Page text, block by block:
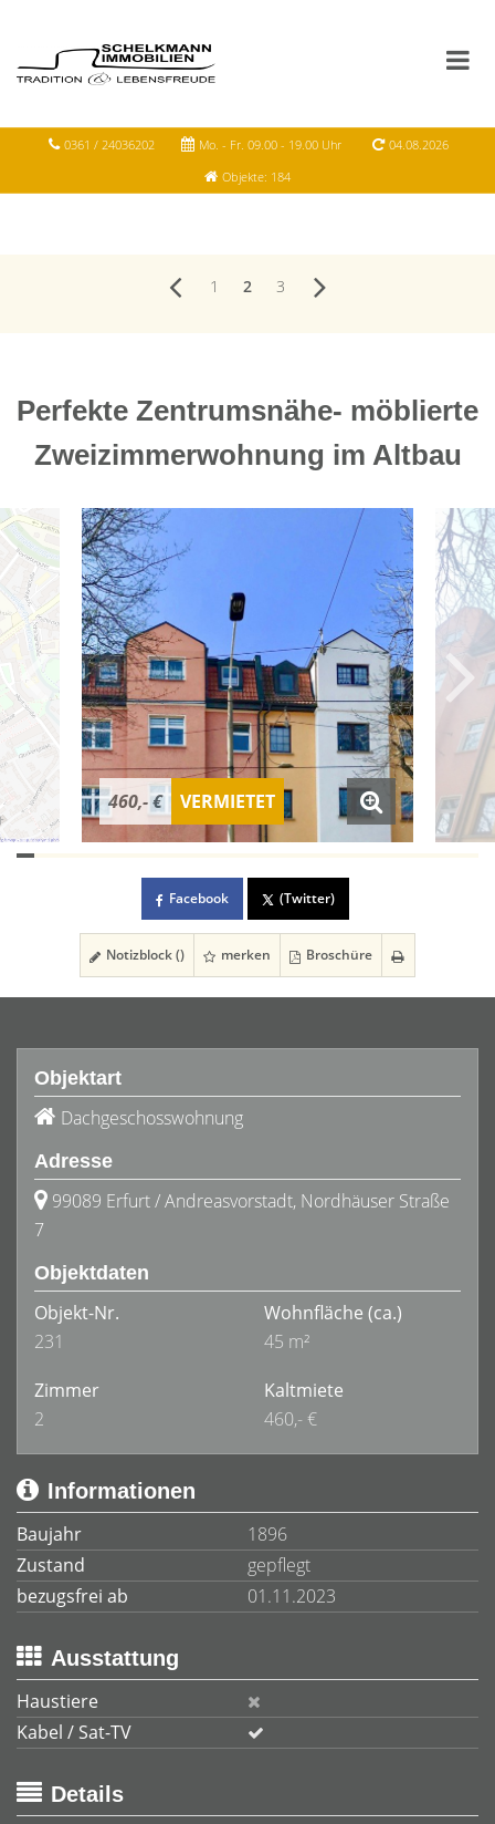
0361 / 24036202 Mo. - Fr. 09.00 - 19.00 Uhr
04.08.2026
Objekte: 184
1 2 3
Perfekte Zentrumsnähe- möblierte
Zweizimmerwohnung im Altbau
460,- € VERMIETET
Facebook (Twitter)
Notizblock () merken Broschüre
Objektart
Dachgeschosswohnung
Adresse
99089 Erfurt / Andreasvorstadt, Nordhäuser Straße
7
Objektdaten
Objekt-Nr.
231
Wohnfläche (ca.)
45 m²
Zimmer
2
Kaltmiete
460,- €
Informationen
Baujahr
1896
Zustand
gepflegt
bezugsfrei ab
01.11.2023
Ausstattung
Haustiere
Kabel / Sat-TV
Details